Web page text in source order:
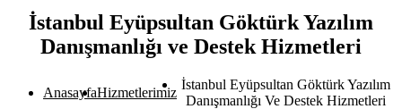
İstanbul Eyüpsultan Göktürk Yazılım
Danışmanlığı ve Destek Hizmetleri
AnasayfaHizmetlerimiz
İstanbul Eyüpsultan Göktürk Yazılım
Danışmanlığı Ve Destek Hizmetleri